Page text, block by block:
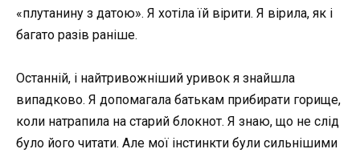
«плутанину з датою». Я хотіла їй вірити. Я вірила, як і
багато разів раніше.
Останній, і найтривожніший уривок я знайшла
випадково. Я допомагала батькам прибирати горище,
коли натрапила на старий блокнот. Я знаю, що не слід
було його читати. Але мої інстинкти були сильнішими